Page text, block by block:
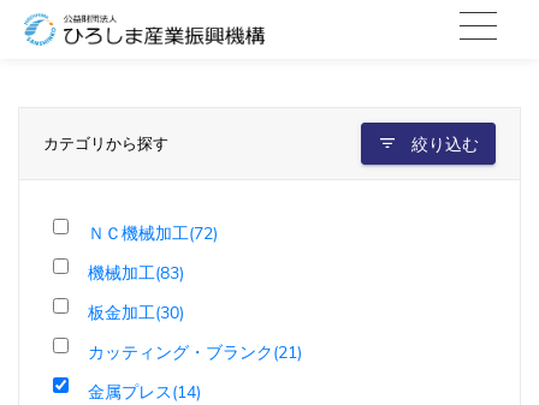
カテゴリから探す 絞り込む
ＮＣ機械加工(72)
機械加工(83)
板金加工(30)
カッティング・ブランク(21)
金属プレス(14)